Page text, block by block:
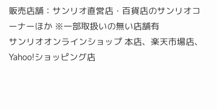
販売店舗：サンリオ直営店・百貨店のサンリオコ
ーナーほか ※一部取扱いの無い店舗有
サンリオオンラインショップ 本店、楽天市場店、
Yahoo!ショッピング店